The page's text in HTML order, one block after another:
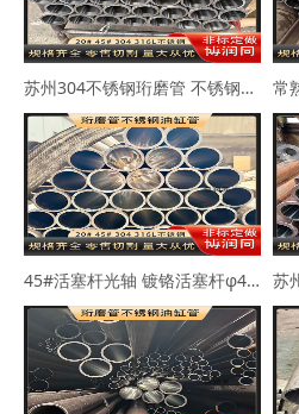
苏州304不锈钢珩磨管 不锈钢缸筒90*102 63*73
45#活塞杆光轴 镀铬活塞杆φ40-50mm